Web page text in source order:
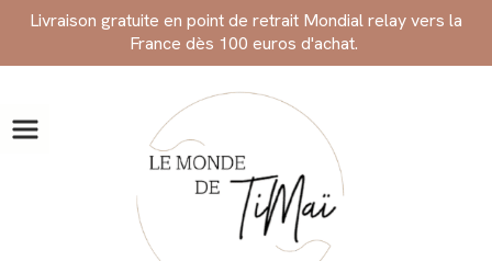
Livraison gratuite en point de retrait Mondial relay vers la
France dès 100 euros d'achat.